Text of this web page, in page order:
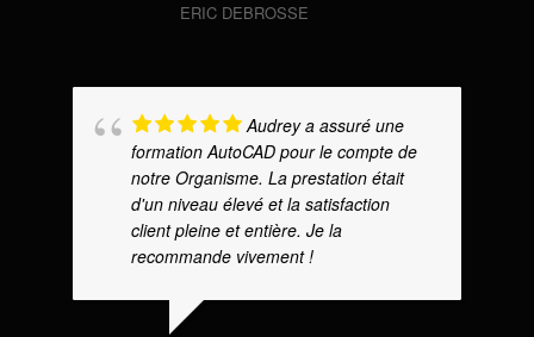
ERIC DEBROSSE
Audrey a assuré une
formation AutoCAD pour le compte de
notre Organisme. La prestation était
d'un niveau élevé et la satisfaction
client pleine et entière. Je la
recommande vivement !